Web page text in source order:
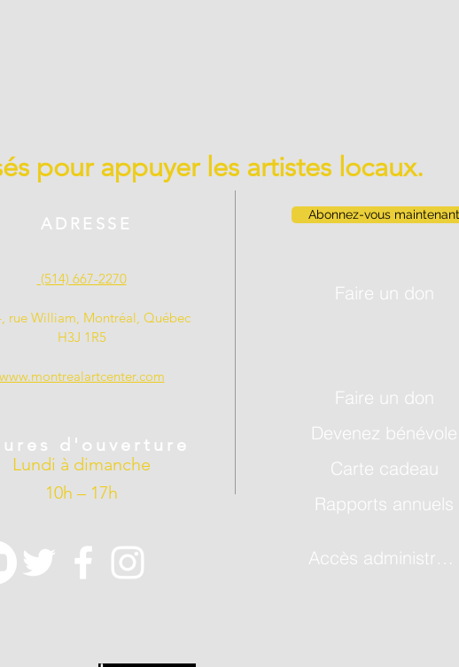
ADRESSE
(514) 667-2270
rue William, Montréal, Québec
H3J 1R5
www.montrealartcenter.com
Abonnez-vous maintenant
pour appuyer les artistes locaux.
Devenez bénévole
Faire un don
Carte cadeau
d'ouverture
Lundi à dimanche
10h – 17h
Rapports annuels
Accès administrateur
Faire un don